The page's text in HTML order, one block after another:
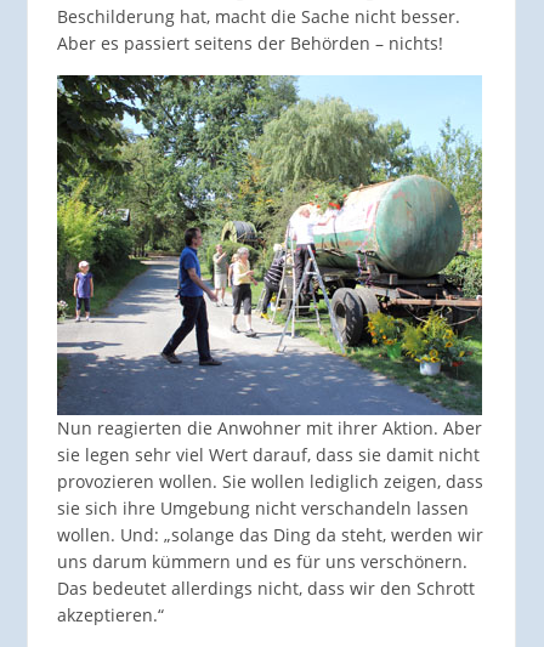
Beschilderung hat, macht die Sache nicht besser.
Aber es passiert seitens der Behörden – nichts!
Nun reagierten die Anwohner mit ihrer Aktion. Aber
sie legen sehr viel Wert darauf, dass sie damit nicht
provozieren wollen. Sie wollen lediglich zeigen, dass
sie sich ihre Umgebung nicht verschandeln lassen
wollen. Und: „solange das Ding da steht, werden wir
uns darum kümmern und es für uns verschönern.
Das bedeutet allerdings nicht, dass wir den Schrott
akzeptieren.“